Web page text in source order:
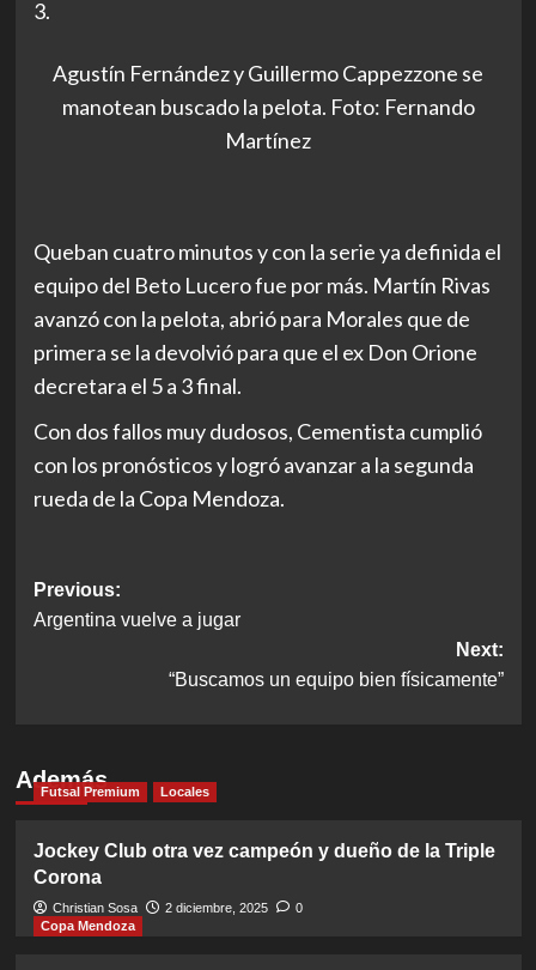
3.
Agustín Fernández y Guillermo Cappezzone se
manotean buscado la pelota. Foto: Fernando
Martínez
Queban cuatro minutos y con la serie ya definida el
equipo del Beto Lucero fue por más. Martín Rivas
avanzó con la pelota, abrió para Morales que de
primera se la devolvió para que el ex Don Orione
decretara el 5 a 3 final.
Con dos fallos muy dudosos, Cementista cumplió
con los pronósticos y logró avanzar a la segunda
rueda de la Copa Mendoza.
Post
navigation
Previous:
Argentina vuelve a jugar
Next:
“Buscamos un equipo bien físicamente”
Además
Futsal Premium Locales
Jockey Club otra vez campeón y dueño de la Triple
Corona
Christian Sosa 2 diciembre, 2025
0
Copa Mendoza